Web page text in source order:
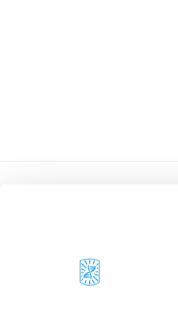
C/Baldiri Reixac, 4-12 i 15